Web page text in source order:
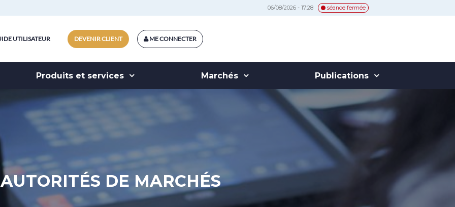
06/08/2026 - 17:28 séance fermée
ME CONNECTER
DEVENIR CLIENT
UTILISATEUR
Produits et services Marchés Publications
AUTORITÉS DE MARCHÉS